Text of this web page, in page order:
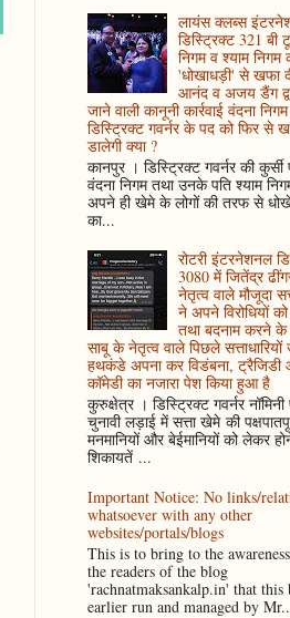
लायंस क्लब्स
डिस्ट्रिक्ट 321 बी
निगम व श्याम निगम
'धोखाधड़ी' से खफा
आनंद व अजय डैंग
जाने वाली कानूनी कार्रवाई वंदना
डिस्ट्रिक्ट गवर्नर के पद को फिर से
डालेगी क्या ?
कानपुर । डिस्ट्रिक्ट गवर्नर की कुर्सी
वंदना निगम तथा उनके पति श्याम
अपने ही खेमे के लोगों की तरफ से
का...
रोटरी इंटरनेशनल
3080 में जितेंद्र
नेतृत्व वाले मौजूदा
ने अपने विरोधियों
तथा बदनाम करने के
साबू के नेतृत्व वाले पिछले
हथकंडे अपना कर विडंबना, ट्रैजिडी
कॉमेडी का नजारा पेश किया हुआ है
कुरुक्षेत्र । डिस्ट्रिक्ट गवर्नर
चुनावी लड़ाई में सत्ता खेमे की
मनमानियों और बेईमानियों को लेकर
शिकायतें ...
Important Notice: No links/
whatsoever with any other
websites/portals/blogs
This is to bring to the
the readers of the blog
'rachnatmaksankalp.in' that this
earlier run and managed by